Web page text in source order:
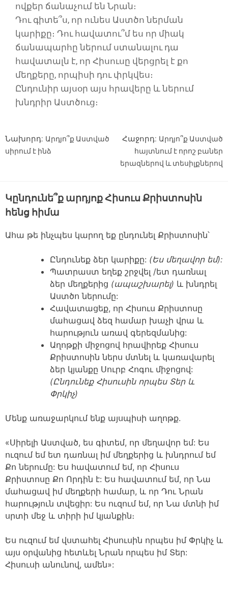
ովքեր ճանաչում են Նրան։
Դու գիտե՞ս, որ ունես Աստծո ներման
կարիքը։ Դու հավատու՞մ ես որ միակ
ճանապարհը ներում ստանալու դա
հավատալն է, որ Հիսուսը վերցրել է քո
մեղքերը, որպիսի դու փրկվես։
Ընդունիր այսօր այս հրավերը և ներում
խնդրիր Աստծուց։
Գրառումների նավարկումը
Նախորդ: Արդյո՞ք Աստված
սիրում է ինձ
Հաջորդ: Արդյո՞ք Աստված
հայտնում է որոշ բաներ
երազներով և տեսիլքներով
Կընդունե՞ք արդյոք Հիսուս Քրիստոսին
հենց հիմա
Ահա թե ինչպես կարող եք ընդունել Քրիստոսին՝
Ընդունեք ձեր կարիքը: (Ես մեղավոր եմ):
Պատրաստ եղեք շրջվել /ետ դառնալ
ձեր մեղքերից (ապաշխարել) և խնդրել
Աստծո ներումը:
Հավատացեք, որ Հիսուս Քրիստոսը
մահացավ ձեզ համար խաչի վրա և
հարություն առավ գերեզմանից:
Աղոթքի միջոցով հրավիրեք Հիսուս
Քրիստոսին ներս մտնել և կառավարել
ձեր կյանքը Սուրբ Հոգու միջոցով:
(Ընդունեք Հիսուսին որպես Տեր և
Փրկիչ)
Մենք առաջարկում ենք այսպիսի աղոթք.
«Սիրելի Աստված, ես գիտեմ, որ մեղավոր եմ: Ես
ուզում եմ ետ դառնալ իմ մեղքերից և խնդրում եմ
Քո ներումը: Ես հավատում եմ, որ Հիսուս
Քրիստոսը Քո Որդին է: Ես հավատում եմ, որ Նա
մահացավ իմ մեղքերի համար, և որ Դու Նրան
հարություն տվեցիր: Ես ուզում եմ, որ Նա մտնի իմ
սրտի մեջ և տիրի իմ կյանքին։
Ես ուզում եմ վստահել Հիսուսին որպես իմ Փրկիչ և
այս օրվանից հետևել Նրան որպես իմ Տեր:
Հիսուսի անունով, ամեն»: